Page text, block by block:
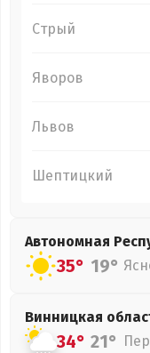
Стрый
Яворов
Львов
Шептицкий
Автономная
35° 19°
Винницкая
34° 21°